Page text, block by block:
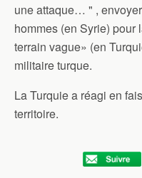
une attaque… " ,
hommes (en Syrie) pour
terrain vague» (en
militaire turque.
La Turquie a réagi en
territoire.